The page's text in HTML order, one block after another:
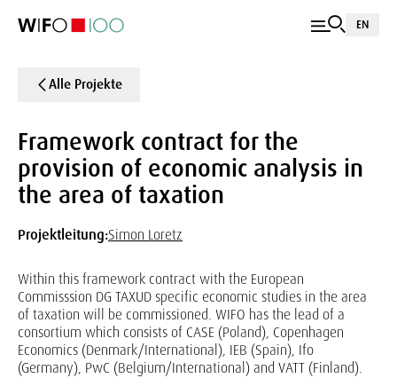
EN
Alle Projekte
Framework contract for the
provision of economic analysis in
the area of taxation
Projektleitung:Simon Loretz
Within this framework contract with the European
Commisssion DG TAXUD specific economic studies in the area
of taxation will be commissioned. WIFO has the lead of a
consortium which consists of CASE (Poland), Copenhagen
Economics (Denmark/International), IEB (Spain), Ifo
(Germany), PwC (Belgium/International) and VATT (Finland).